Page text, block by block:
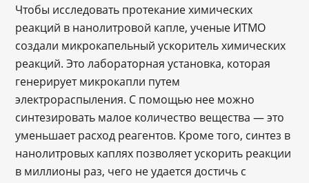
Чтобы исследовать протекание химических
реакций в нанолитровой капле, ученые ИТМО
создали микрокапельный ускоритель химических
реакций. Это лабораторная установка, которая
генерирует микрокапли путем
электрораспыления. С помощью нее можно
синтезировать малое количество вещества — это
уменьшает расход реагентов. Кроме того, синтез в
нанолитровых каплях позволяет ускорить реакции
в миллионы раз, чего не удается достичь с